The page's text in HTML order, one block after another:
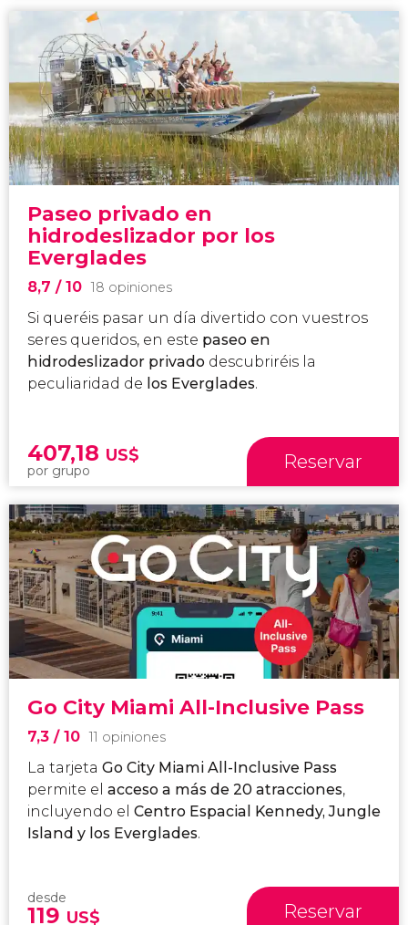
Paseo privado en
hidrodeslizador por los
Everglades
8,7 / 10 18 opiniones
Si queréis pasar un día divertido con vuestros
seres queridos, en este paseo en
hidrodeslizador privado descubriréis la
peculiaridad de los Everglades.
407,18 US$
por grupo Reservar
Go City Miami All-Inclusive Pass
7,3 / 10 11 opiniones
La tarjeta Go City Miami All-Inclusive Pass
permite el acceso a más de 20 atracciones,
incluyendo el Centro Espacial Kennedy, Jungle
Island y los Everglades.
desde
119 US$ Reservar